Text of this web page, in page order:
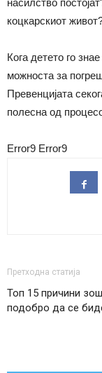
насилство
коцкарскиот
Кога детето го
можноста за
Превенцијата
полесна од
Error9 Error9
Претходна статија
Топ 15 причини
подобро да се